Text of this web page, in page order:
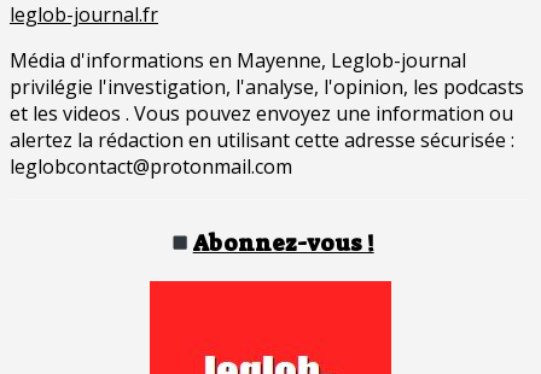
leglob-journal.fr
Média d'informations en Mayenne, Leglob-journal
privilégie l'investigation, l'analyse, l'opinion, les podcasts
et les videos . Vous pouvez envoyez une information ou
alertez la rédaction en utilisant cette adresse sécurisée :
leglobcontact@protonmail.com
Abonnez-vous !